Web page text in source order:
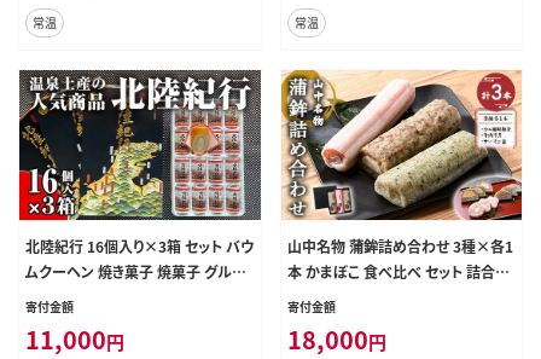
常温
523
常温
北陸紀行 16個入り×3箱 セット バウ
ムクーヘン 焼き菓子 焼菓子 グルメ
お菓子 菓子 食品 お土産 おやつ お
能登半島地震復興支援 北陸新幹線
寄付金額
11,000円
山中名物 蒲鉾詰め合わせ 3種×各1
本 かまぼこ 食べ比べ セット 詰合せ
蒲鉾 カニ風味梅花 牛肉半月 サーモ
ルメ 食品 復興 震災 コロナ 能登半
寄付金額
18,000円